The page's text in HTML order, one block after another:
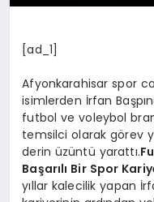
[ad_1]
Afyonkarahisar spor
isimlerden İrfan
futbol ve voleybol
temsilci olarak görev
derin üzüntü yarattı.
Başarılı Bir Spor
yıllar kalecilik yapan